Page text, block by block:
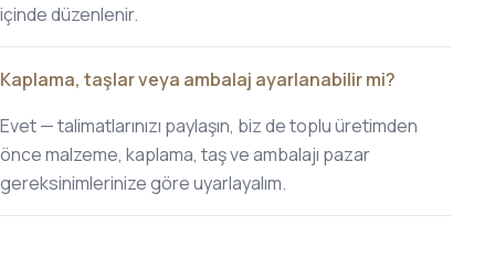
içinde düzenlenir.
Kaplama, taşlar veya ambalaj ayarlanabilir mi?
Evet — talimatlarınızı paylaşın, biz de toplu üretimden
önce malzeme, kaplama, taş ve ambalajı pazar
gereksinimlerinize göre uyarlayalım.